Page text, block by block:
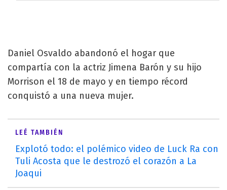
Daniel Osvaldo abandonó el hogar que
compartía con la actriz Jimena Barón y su hijo
Morrison el 18 de mayo y en tiempo récord
conquistó a una nueva mujer.
LEÉ TAMBIÉN
Explotó todo: el polémico video de Luck Ra con
Tuli Acosta que le destrozó el corazón a La
Joaqui